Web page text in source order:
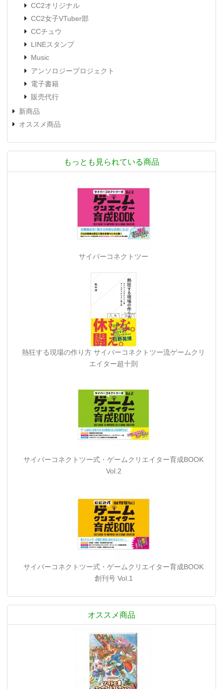
CC2オリジナル
CC2女子VTuber部
CCチュウ
LINEスタンプ
Music
アンソロジープロジェクト
電子書籍
販売代行
新商品
オススメ商品
もっとも見られている商品
サイバーコネクトツー
熱狂する現場の作り方 サイバーコネクトツー流ゲームクリ
エイター超十則
サイバーコネクトツー式・ゲームクリエイター育成BOOK
Vol.2
サイバーコネクトツー式・ゲームクリエイター育成BOOK
創刊号 Vol.1
オススメ商品